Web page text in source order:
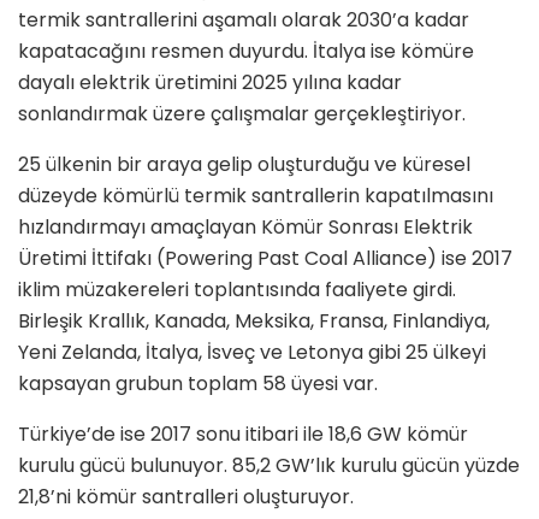
termik santrallerini aşamalı olarak 2030’a kadar
kapatacağını resmen duyurdu. İtalya ise kömüre
dayalı elektrik üretimini 2025 yılına kadar
sonlandırmak üzere çalışmalar gerçekleştiriyor.
25 ülkenin bir araya gelip oluşturduğu ve küresel
düzeyde kömürlü termik santrallerin kapatılmasını
hızlandırmayı amaçlayan Kömür Sonrası Elektrik
Üretimi İttifakı (Powering Past Coal Alliance) ise 2017
iklim müzakereleri toplantısında faaliyete girdi.
Birleşik Krallık, Kanada, Meksika, Fransa, Finlandiya,
Yeni Zelanda, İtalya, İsveç ve Letonya gibi 25 ülkeyi
kapsayan grubun toplam 58 üyesi var.
Türkiye’de ise 2017 sonu itibari ile 18,6 GW kömür
kurulu gücü bulunuyor. 85,2 GW’lık kurulu gücün yüzde
21,8’ni kömür santralleri oluşturuyor.